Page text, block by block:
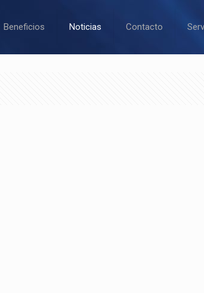
Beneficios Noticias Contacto